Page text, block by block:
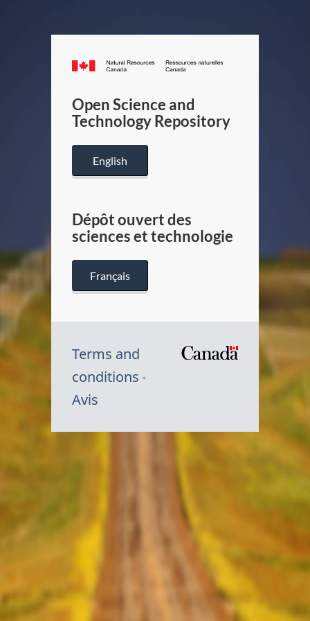
Canada.ca
/
Canada
Open Science and
Technology Repository
English
Dépôt ouvert des
sciences et technologie
Français
Terms and
conditions
Avis
Symbole
Canada